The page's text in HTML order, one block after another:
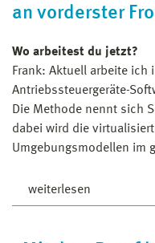
an vorderster
Wo arbeitest du jetzt?
Frank: Aktuell arbeite ich
Antriebssteuergeräte-
Die Methode nennt sich
dabei wird die
Umgebungsmodellen im
weiterlesen